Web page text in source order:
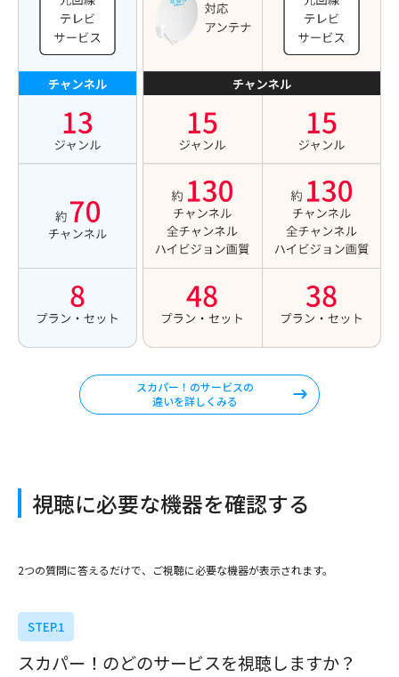
スカパー！のサービスの
違いを詳しくみる
視聴に必要な機器を確認する
2つの質問に答えるだけで、ご視聴に必要な機器が表示されます。
STEP.1
スカパー！のどのサービスを視聴しますか？